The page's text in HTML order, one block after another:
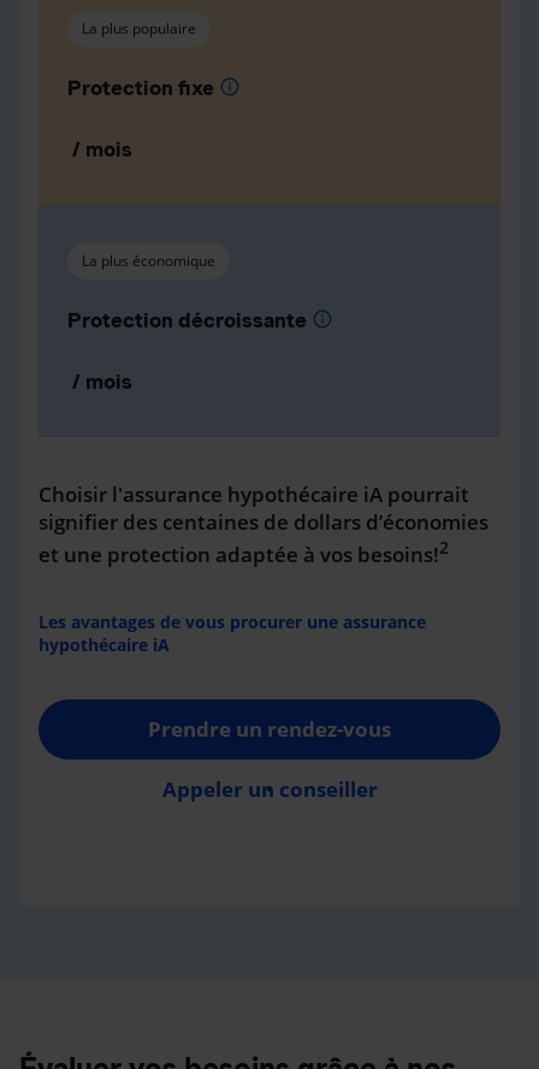
La plus populaire
Protection fixe info
/ mois
La plus économique
Protection décroissante info
/ mois
Choisir l'assurance hypothécaire iA pourrait
signifier des centaines de dollars d’économies
et une protection adaptée à vos besoins!2
Les avantages de vous procurer une assurance
hypothécaire iA
Prendre un rendez-vous
Appeler un conseiller